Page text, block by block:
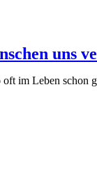
uns
im Leben